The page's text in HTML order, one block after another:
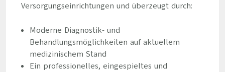
Versorgungseinrichtungen und überzeugt durch:
Moderne Diagnostik- und
Behandlungsmöglichkeiten auf aktuellem
medizinischem Stand
Ein professionelles, eingespieltes und